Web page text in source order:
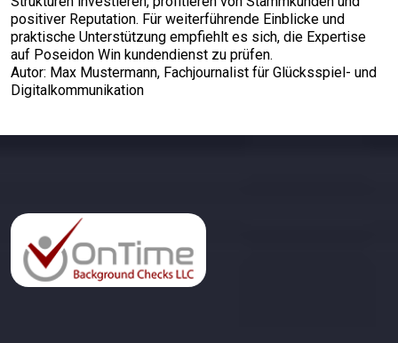
positiver Reputation. Für weiterführende Einblicke und
praktische Unterstützung empfiehlt es sich, die Expertise
auf Poseidon Win kundendienst zu prüfen.
Autor: Max Mustermann, Fachjournalist für Glücksspiel- und
Digitalkommunikation